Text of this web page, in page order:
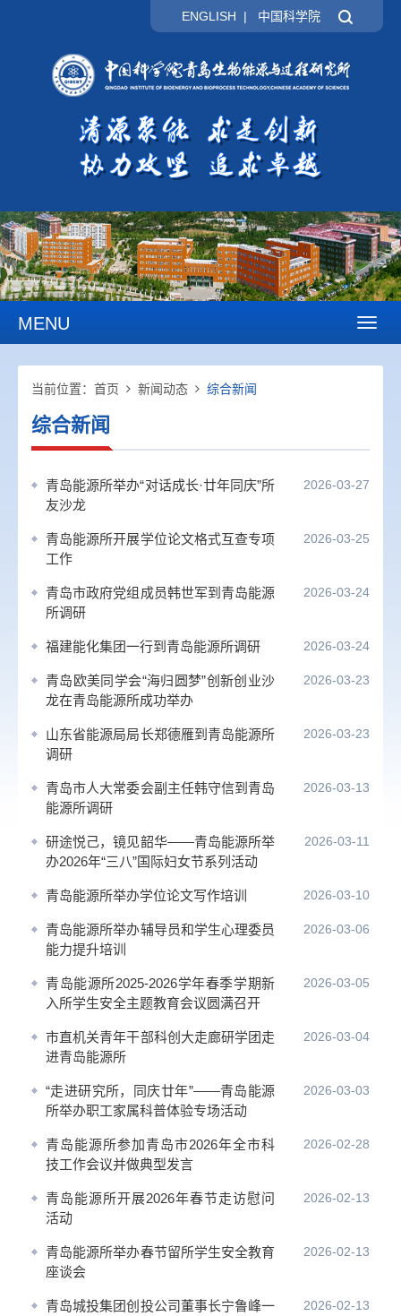
ENGLISH | 中国科学院
MENU
当前位置： 首页 新闻动态 综合新闻
综合新闻
青岛能源所举办“对话成长·廿年同庆”所
友沙龙
2026-03-27
青岛能源所开展学位论文格式互查专项
工作
2026-03-25
青岛市政府党组成员韩世军到青岛能源
所调研
2026-03-24
福建能化集团一行到青岛能源所调研 2026-03-24
青岛欧美同学会“海归圆梦”创新创业沙
龙在青岛能源所成功举办
2026-03-23
山东省能源局局长郑德雁到青岛能源所
调研
2026-03-23
青岛市人大常委会副主任韩守信到青岛
能源所调研
2026-03-13
研途悦己，镜见韶华——青岛能源所举
办2026年“三八”国际妇女节系列活动
2026-03-11
青岛能源所举办学位论文写作培训 2026-03-10
青岛能源所举办辅导员和学生心理委员
能力提升培训
2026-03-06
青岛能源所2025-2026学年春季学期新
入所学生安全主题教育会议圆满召开
2026-03-05
市直机关青年干部科创大走廊研学团走
进青岛能源所
2026-03-04
“走进研究所，同庆廿年”——青岛能源
所举办职工家属科普体验专场活动
2026-03-03
青岛能源所参加青岛市2026年全市科
技工作会议并做典型发言
2026-02-28
青岛能源所开展2026年春节走访慰问
活动
2026-02-13
青岛能源所举办春节留所学生安全教育
座谈会
2026-02-13
青岛城投集团创投公司董事长宁鲁峰一
2026-02-13